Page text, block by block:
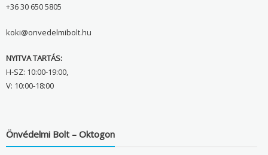
+36 30 650 5805
koki@onvedelmibolt.hu
NYITVA TARTÁS:
H-SZ: 10:00-19:00,
V: 10:00-18:00
Önvédelmi Bolt – Oktogon